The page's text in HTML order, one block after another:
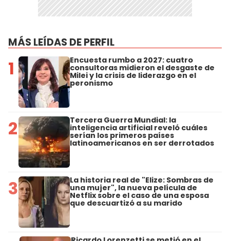
MÁS LEÍDAS DE PERFIL
1 Encuesta rumbo a 2027: cuatro
consultoras midieron el desgaste de
Milei y la crisis de liderazgo en el
peronismo
2 Tercera Guerra Mundial: la
inteligencia artificial reveló cuáles
serían los primeros países
latinoamericanos en ser derrotados
3 La historia real de "Elize: Sombras de
una mujer", la nueva película de
Netflix sobre el caso de una esposa
que descuartizó a su marido